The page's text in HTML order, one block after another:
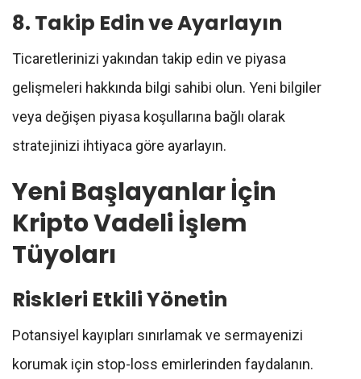
8. Takip Edin ve Ayarlayın
Ticaretlerinizi yakından takip edin ve piyasa
gelişmeleri hakkında bilgi sahibi olun. Yeni bilgiler
veya değişen piyasa koşullarına bağlı olarak
stratejinizi ihtiyaca göre ayarlayın.
Yeni Başlayanlar İçin
Kripto Vadeli İşlem
Tüyoları
Riskleri Etkili Yönetin
Potansiyel kayıpları sınırlamak ve sermayenizi
korumak için stop-loss emirlerinden faydalanın.